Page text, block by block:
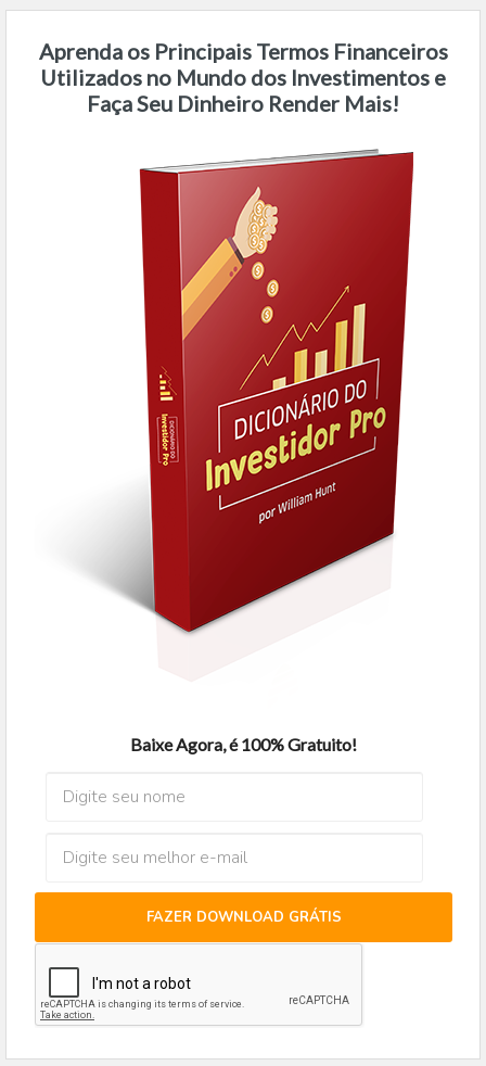
Aprenda os Principais Termos Financeiros
Utilizados no Mundo dos Investimentos e
Faça Seu Dinheiro Render Mais!
Baixe Agora, é 100% Gratuito!
FAZER DOWNLOAD GRÁTIS